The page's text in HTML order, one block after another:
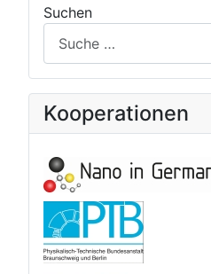
Suchen
Kooperationen